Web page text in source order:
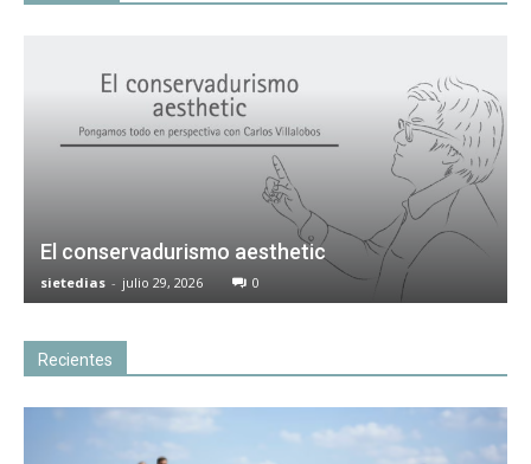
El conservadurismo aesthetic
sietedias - julio 29, 2026 0
Recientes